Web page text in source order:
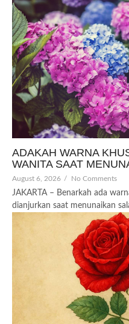
ADAKAH WARNA
WANITA SAAT
August 6, 2026 / No Comments
JAKARTA – Benarkah ada
dianjurkan saat menunaikan